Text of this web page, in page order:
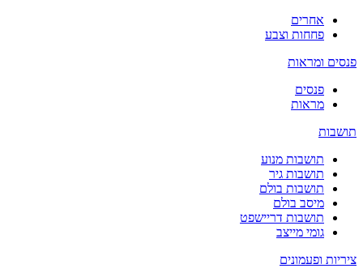
אחרים
פחחות וצבע
פנסים ומראות
פנסים
מראות
תושבות
תושבות מנוע
תושבות גיר
תושבות בולם
מיסב בולם
תושבות דריישפט
גומי מייצב
ציריות ופעמונים